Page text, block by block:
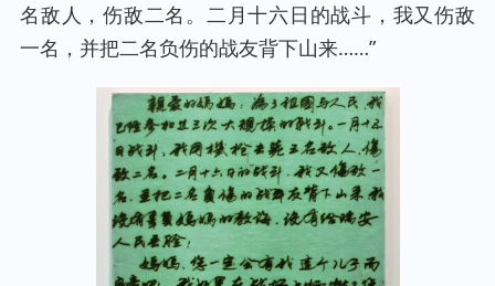
名敌人，伤敌二名。二月十六日的战斗，我又伤敌
一名，并把二名负伤的战友背下山来……”